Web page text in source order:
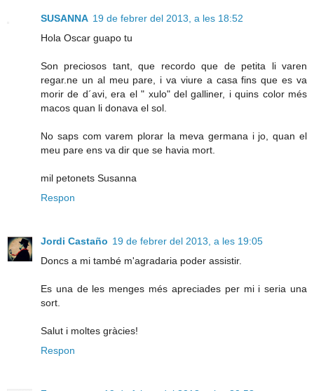
SUSANNA 19 de febrer del 2013, a les 18:52
Hola Oscar guapo tu
Son preciosos tant, que recordo que de petita li varen
regar.ne un al meu pare, i va viure a casa fins que es va
morir de d´avi, era el " xulo" del galliner, i quins color més
macos quan li donava el sol.
No saps com varem plorar la meva germana i jo, quan el
meu pare ens va dir que se havia mort.
mil petonets Susanna
Respon
Jordi Castaño 19 de febrer del 2013, a les 19:05
Doncs a mi també m'agradaria poder assistir.
Es una de les menges més apreciades per mi i seria una
sort.
Salut i moltes gràcies!
Respon